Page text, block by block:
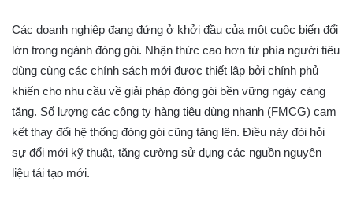
Các doanh nghiệp đang đứng ở khởi đầu của một cuộc biến đổi
lớn trong ngành đóng gói. Nhận thức cao hơn từ phía người tiêu
dùng cùng các chính sách mới được thiết lập bởi chính phủ
khiến cho nhu cầu về giải pháp đóng gói bền vững ngày càng
tăng. Số lượng các công ty hàng tiêu dùng nhanh (FMCG) cam
kết thay đổi hệ thống đóng gói cũng tăng lên. Điều này đòi hỏi
sự đổi mới kỹ thuật, tăng cường sử dụng các nguồn nguyên
liệu tái tạo mới.